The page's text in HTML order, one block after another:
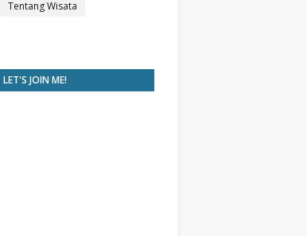
Tentang Wisata
LET'S JOIN ME!